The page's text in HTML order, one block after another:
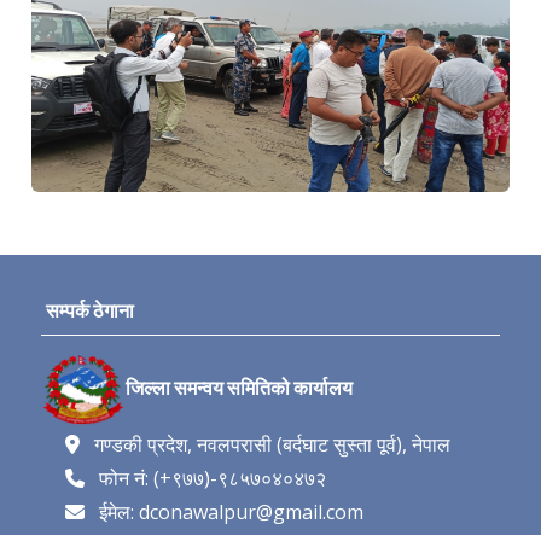
सम्पर्क ठेगाना
जिल्ला समन्वय समितिको कार्यालय
गण्डकी प्रदेश, नवलपरासी (बर्दघाट सुस्ता पूर्व), नेपाल
फोन नं: (+९७७)-९८५७०४०४७२
ईमेल: dconawalpur@gmail.com